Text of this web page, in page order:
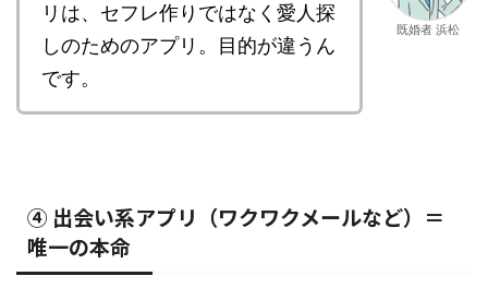
リは、セフレ作りではなく愛人探
しのためのアプリ。目的が違うん
です。
既婚者 浜松
④ 出会い系アプリ（ワクワクメールなど）＝
唯一の本命